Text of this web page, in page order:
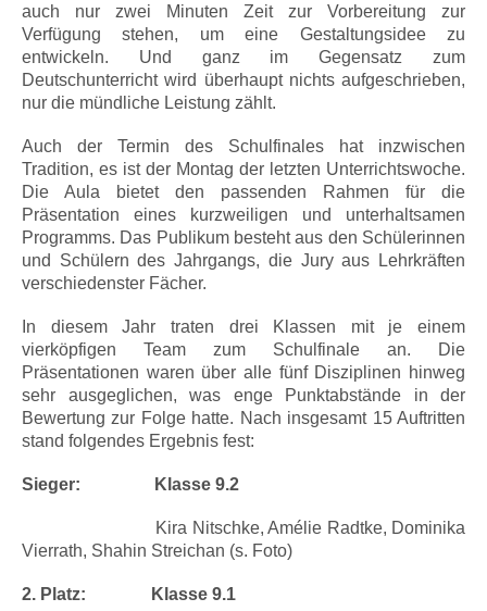
auch nur zwei Minuten Zeit zur Vorbereitung zur
Verfügung stehen, um eine Gestaltungsidee zu
entwickeln. Und ganz im Gegensatz zum
Deutschunterricht wird überhaupt nichts aufgeschrieben,
nur die mündliche Leistung zählt.
Auch der Termin des Schulfinales hat inzwischen
Tradition, es ist der Montag der letzten Unterrichtswoche.
Die Aula bietet den passenden Rahmen für die
Präsentation eines kurzweiligen und unterhaltsamen
Programms. Das Publikum besteht aus den Schülerinnen
und Schülern des Jahrgangs, die Jury aus Lehrkräften
verschiedenster Fächer.
In diesem Jahr traten drei Klassen mit je einem
vierköpfigen Team zum Schulfinale an. Die
Präsentationen waren über alle fünf Disziplinen hinweg
sehr ausgeglichen, was enge Punktabstände in der
Bewertung zur Folge hatte. Nach insgesamt 15 Auftritten
stand folgendes Ergebnis fest:
Sieger: Klasse 9.2
Kira Nitschke, Amélie Radtke, Dominika
Vierrath, Shahin Streichan (s. Foto)
2. Platz: Klasse 9.1